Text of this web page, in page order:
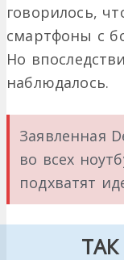
говорилось,
смартфоны с
Но
наблюдалось.
Заявленная
во всех
подхватят